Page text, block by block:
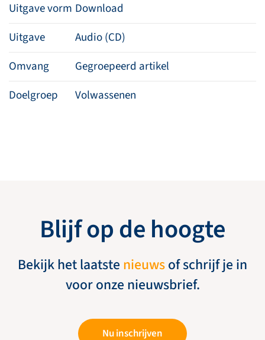
Uitgave vorm Download
Uitgave
Audio (CD)
Omvang
Gegroepeerd artikel
Doelgroep
Volwassenen
Blijf op de hoogte
Bekijk het laatste nieuwsof schrijf je in
voor onze nieuwsbrief.
Nu inschrijven